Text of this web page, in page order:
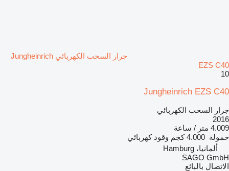
جرار السحب الكهربائي Jungheinrich
EZS C40
10
Jungheinrich EZS C40
جرار السحب الكهربائي
2016
4.009 متر / ساعة
حمولة 4.000 كجم وقود كهربائي
ألمانيا، Hamburg
SAGO GmbH
الاتصال بالبائع